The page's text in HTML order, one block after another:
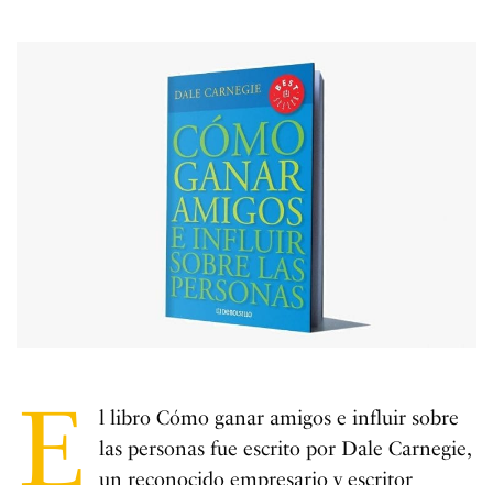
E
l libro Cómo ganar amigos e influir sobre
las personas fue escrito por Dale Carnegie,
un reconocido empresario y escritor